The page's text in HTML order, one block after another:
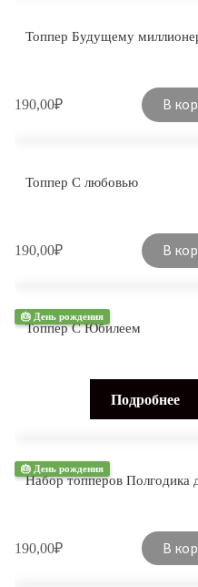
Топпер Будущему
190,00₽ В
Топпер С любовью
190,00₽ В
🎂 День рождения
Топпер С Юбилеем
Подробнее
🎂 День рождения
Набор топперов Полгодика
190,00₽ В